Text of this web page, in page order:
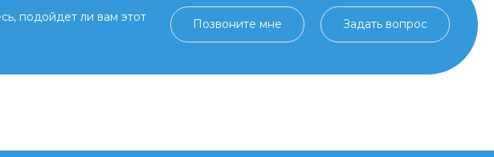
подойдет ли вам этот
Позвоните мне Задать вопрос